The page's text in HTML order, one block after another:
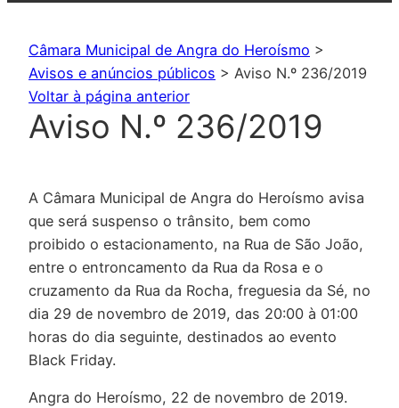
Câmara Municipal de Angra do Heroísmo >
Avisos e anúncios públicos > Aviso N.º 236/2019
Voltar à página anterior
Aviso N.º 236/2019
A Câmara Municipal de Angra do Heroísmo avisa
que será suspenso o trânsito, bem como
proibido o estacionamento, na Rua de São João,
entre o entroncamento da Rua da Rosa e o
cruzamento da Rua da Rocha, freguesia da Sé, no
dia 29 de novembro de 2019, das 20:00 à 01:00
horas do dia seguinte, destinados ao evento
Black Friday.
Angra do Heroísmo, 22 de novembro de 2019.